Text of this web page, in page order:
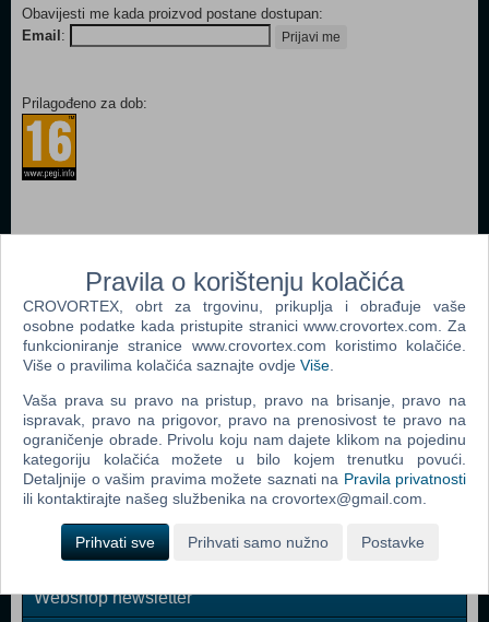
Obavijesti me kada proizvod postane dostupan:
Email : Prijavi me
Prilagođeno za dob:
EA Sports UFC 2 (Xbox One)
Assassin's Creed Unity CD Key (Xbox One)
Grand Theft Auto V (Xbox One)
Watch Dogs (N) (Xbox One)
Star Wars Battlefront (Xbox One)
WWE 2K15 (Xbox One)
Webshop newsletter
Pravila o korištenju kolačića
CROVORTEX, obrt za trgovinu, prikuplja i obrađuje vaše
osobne podatke kada pristupite stranici www.crovortex.com. Za
funkcioniranje stranice www.crovortex.com koristimo kolačiće.
Više o pravilima kolačića saznajte ovdje Više
Vaša prava su pravo na pristup, pravo na brisanje, pravo na
ispravak, pravo na prigovor, pravo na prenosivost te pravo na
ograničenje obrade. Privolu koju nam dajete klikom na pojedinu
kategoriju kolačića možete u bilo kojem trenutku povući.
Detaljnije o vašim pravima možete saznati na Pravila privatnosti
ili kontaktirajte našeg službenika na crovortex@gmail.com.
Prihvati sve Prihvati samo nužno Postavke